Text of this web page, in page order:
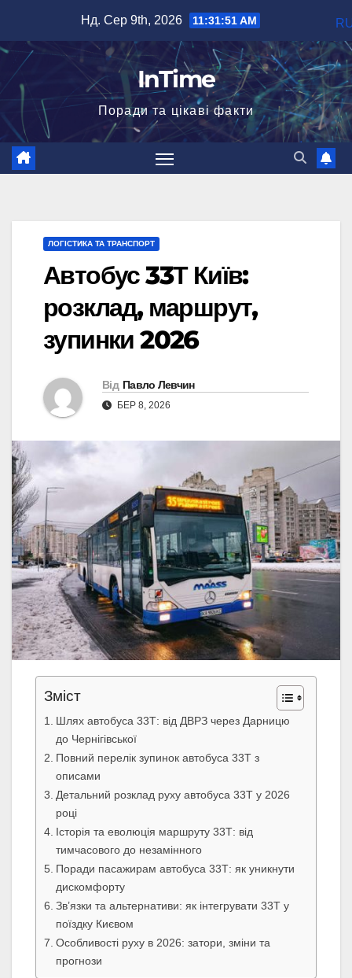
вмісту
Нд. Сер 9th, 2026 11:31:52 AM
InTime
Поради та цікаві факти
ЛОГІСТИКА ТА ТРАНСПОРТ
Автобус 33Т Київ:
розклад, маршрут,
зупинки 2026
Від Павло Левчин
БЕР 8, 2026
Зміст
Шлях автобуса 33Т: від ДВРЗ через Дарницю
до Чернігівської
Повний перелік зупинок автобуса 33Т з
описами
Детальний розклад руху автобуса 33Т у 2026
році
Історія та еволюція маршруту 33Т: від
тимчасового до незамінного
Поради пасажирам автобуса 33Т: як уникнути
дискомфорту
Зв’язки та альтернативи: як інтегрувати 33Т у
поїздку Києвом
Особливості руху в 2026: затори, зміни та
прогнози